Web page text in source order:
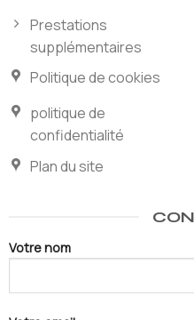
Prestations
supplémentaires
Politique de cookies
politique de
confidentialité
Plan du site
Votre nom